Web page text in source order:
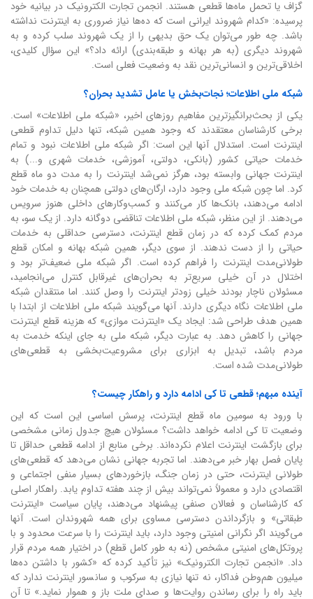
گزاف یا تحمل ماه‌ها قطعی هستند. انجمن تجارت الکترونیک در بیانیه خود
پرسیده: «کدام شهروند ایرانی است که ده‌ها نیاز ضروری به اینترنت نداشته
باشد. چه طور می‌توان یک حق بدیهی را از یک شهروند سلب کرده و به
شهروند دیگری (به هر بهانه و طبقه‌بندی) ارائه داد؟» این سؤال کلیدی،
اخلاقی‌ترین و انسانی‌ترین نقد به وضعیت فعلی است.
شبکه ملی اطلاعات؛ نجات‌بخش یا عامل تشدید بحران؟
یکی از بحث‌برانگیزترین مفاهیم روزهای اخیر، «شبکه ملی اطلاعات» است.
برخی کارشناسان معتقدند که وجود همین شبکه، تنها دلیل تداوم قطعی
اینترنت است. استدلال آنها این است: اگر شبکه ملی اطلاعات نبود و تمام
خدمات حیاتی کشور (بانکی، دولتی، آموزشی، خدمات شهری و...) به
اینترنت جهانی وابسته بود، هرگز نمی‌شد اینترنت را به مدت دو ماه قطع
کرد. اما چون شبکه ملی وجود دارد، ارگان‌های دولتی همچنان به خدمات خود
ادامه می‌دهند، بانک‌ها کار می‌کنند و کسب‌وکارهای داخلی هنوز سرویس
می‌دهند. از این منظر، شبکه ملی اطلاعات تناقضی دوگانه دارد. از یک سو، به
مردم کمک کرده که در زمان قطع اینترنت، دسترسی حداقلی به خدمات
حیاتی را از دست ندهند. از سوی دیگر، همین شبکه بهانه و امکان قطع
طولانی‌مدت اینترنت را فراهم کرده است. اگر شبکه ملی ضعیف‌تر بود و
اختلال در آن خیلی سریع‌تر به بحران‌های غیرقابل کنترل می‌انجامید،
مسئولان ناچار بودند خیلی زودتر اینترنت را وصل کنند. اما منتقدان شبکه
ملی اطلاعات نگاه دیگری دارند. آنها می‌گویند شبکه ملی اطلاعات از ابتدا با
همین هدف طراحی شد: ایجاد یک «اینترنت موازی» که هزینه قطع اینترنت
جهانی را کاهش دهد. به عبارت دیگر، شبکه ملی به جای اینکه خدمت به
مردم باشد، تبدیل به ابزاری برای مشروعیت‌بخشی به قطعی‌های
طولانی‌مدت شده است.
آینده مبهم؛ قطعی تا کی ادامه دارد و راهکار چیست؟
با ورود به سومین ماه قطع اینترنت، پرسش اساسی این است که این
وضعیت تا کی ادامه خواهد داشت؟ مسئولان هیچ جدول زمانی مشخصی
برای بازگشت اینترنت اعلام نکرده‌اند. برخی منابع از ادامه قطعی حداقل تا
پایان فصل بهار خبر می‌دهند. اما تجربه جهانی نشان می‌دهد که قطعی‌های
طولانی اینترنت، حتی در زمان جنگ، بازخوردهای بسیار منفی اجتماعی و
اقتصادی دارد و معمولاً نمی‌تواند بیش از چند هفته تداوم یابد. راهکار اصلی
که کارشناسان و فعالان صنفی پیشنهاد می‌دهند، پایان سیاست «اینترنت
طبقاتی» و بازگرداندن دسترسی مساوی برای همه شهروندان است. آنها
می‌گویند اگر نگرانی امنیتی وجود دارد، باید اینترنت را با سرعت محدود و با
پروتکل‌های امنیتی مشخص (نه به طور کامل قطع) در اختیار همه مردم قرار
داد. «انجمن تجارت الکترونیک» نیز تأکید کرده که «کشور با داشتن ده‌ها
میلیون هم‌وطن فداکار، نه تنها نیازی به سرکوب و سانسور اینترنت ندارد که
باید راه را برای رساندن روایت‌ها و صدای ملت باز و هموار نماید.» تا آن